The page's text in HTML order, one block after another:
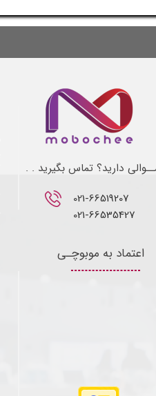
021-66519207​​​​​​​
021-66535427
دارید؟ تماس بگیرید . .
اعتماد به موبوچـی